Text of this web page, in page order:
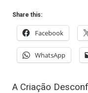
Share this:
Facebook
WhatsApp
A Criação